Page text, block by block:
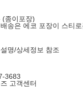
(종이포장)
송은 에코 포장이 스티
명/상세정보 참조
3683
고객센터